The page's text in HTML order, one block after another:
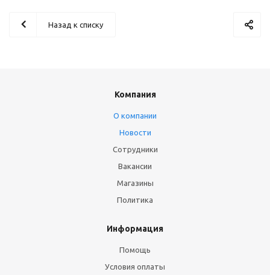
Назад к списку
Компания
О компании
Новости
Сотрудники
Вакансии
Магазины
Политика
Информация
Помощь
Условия оплаты